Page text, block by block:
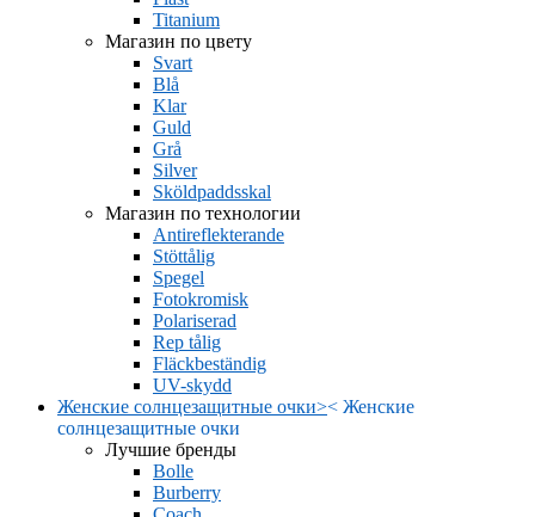
Titanium
Магазин по цвету
Svart
Blå
Klar
Guld
Grå
Silver
Sköldpaddsskal
Магазин по технологии
Antireflekterande
Stöttålig
Spegel
Fotokromisk
Polariserad
Rep tålig
Fläckbeständig
UV-skydd
Женские солнцезащитные очки>< Женские
солнцезащитные очки
Лучшие бренды
Bolle
Burberry